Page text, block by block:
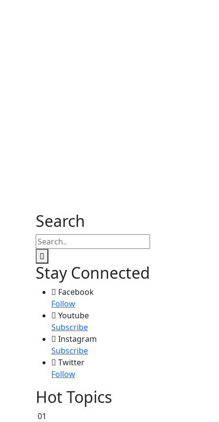
Search
Stay Connected
Facebook
Follow
Youtube
Subscribe
Instagram
Subscribe
Twitter
Follow
Hot Topics
01